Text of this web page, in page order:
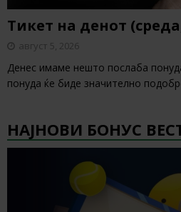
Тикет на денот
август 5, 2026
Денес имаме нешто послаба
понуда ќе биде значително
НАЈНОВИ БОНУС